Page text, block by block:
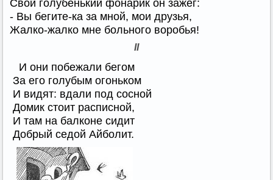
Свой голубенький фонарик он зажёг:
- Вы бегите-ка за мной, мои друзья,
Жалко-жалко мне больного воробья!
II
И они побежали бегом
За его голубым огоньком
И видят: вдали под сосной
Домик стоит расписной,
И там на балконе сидит
Добрый седой Айболит.